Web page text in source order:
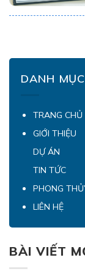
DANH
TRANG CHỦ
GIỚI THIỆU
DỰ ÁN
TIN TỨC
PHONG
LIÊN HỆ
BÀI VIẾT